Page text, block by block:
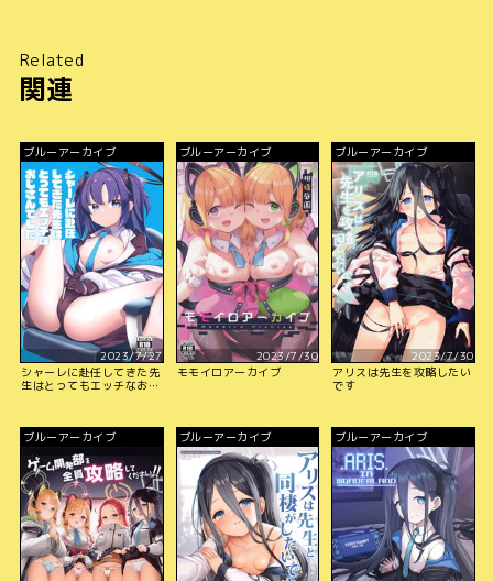
Related
関連
ブルーアーカイブ
2023/7/27
シャーレに赴任してきた先
生はとってもエッチなおじ
ブルーアーカイブ
2023/7/30
モモイロアーカイブ
ブルーアーカイブ
2023/7/30
アリスは先生を攻略したい
です
ブルーアーカイブ ブルーアーカイブ ブルーアーカイブ